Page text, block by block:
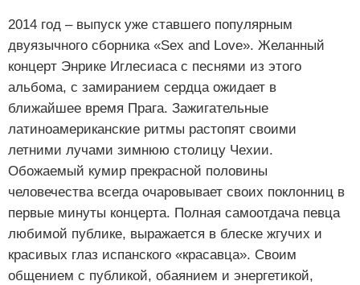
2014 год – выпуск уже ставшего популярным
двуязычного сборника «Sex and Love». Желанный
концерт Энрике Иглесиаса с песнями из этого
альбома, с замиранием сердца ожидает в
ближайшее время Прага. Зажигательные
латиноамериканские ритмы растопят своими
летними лучами зимнюю столицу Чехии.
Обожаемый кумир прекрасной половины
человечества всегда очаровывает своих поклонниц в
первые минуты концерта. Полная самоотдача певца
любимой публике, выражается в блеске жгучих и
красивых глаз испанского «красавца». Своим
общением с публикой, обаянием и энергетикой,